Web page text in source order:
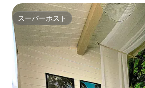
スーパーホスト
スーパーホスト